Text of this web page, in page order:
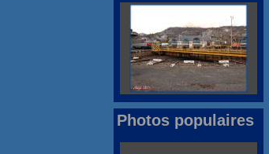
Photos populaires